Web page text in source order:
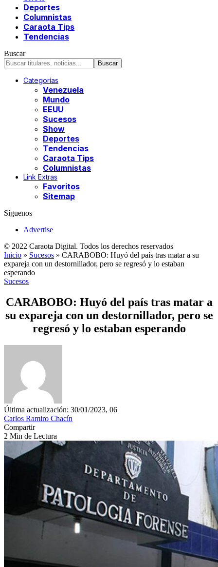
Deportes
Columnistas
Caraota Tips
Tendencias
Buscar
Categorías
Venezuela
Mundo
EEUU
Sucesos
Show
Deportes
Tendencias
Caraota Tips
Columnistas
Link Extras
Favoritos
Sitemap
Síguenos
Advertise
© 2022 Caraota Digital. Todos los derechos reservados
Inicio » Sucesos » CARABOBO: Huyó del país tras matar a su
expareja con un destornillador, pero se regresó y lo estaban
esperando
Sucesos
CARABOBO: Huyó del país tras matar a
su expareja con un destornillador, pero se
regresó y lo estaban esperando
Última actualización: 30/01/2023, 06
Carlos Ramiro Chacín
Compartir
2 Min de Lectura